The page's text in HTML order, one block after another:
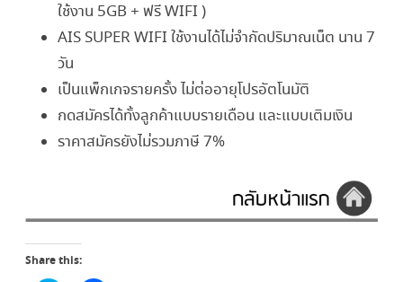
ใช้งาน 5GB + ฟรี WIFI )
AIS SUPER WIFI ใช้งานได้ไม่จำกัดปริมาณเน็ต นาน 7
วัน
เป็นแพ็กเกจรายครั้ง ไม่ต่ออายุโปรอัตโนมัติ
กดสมัครได้ทั้งลูกค้าแบบรายเดือน และแบบเติมเงิน
ราคาสมัครยังไม่รวมภาษี 7%
Share this: